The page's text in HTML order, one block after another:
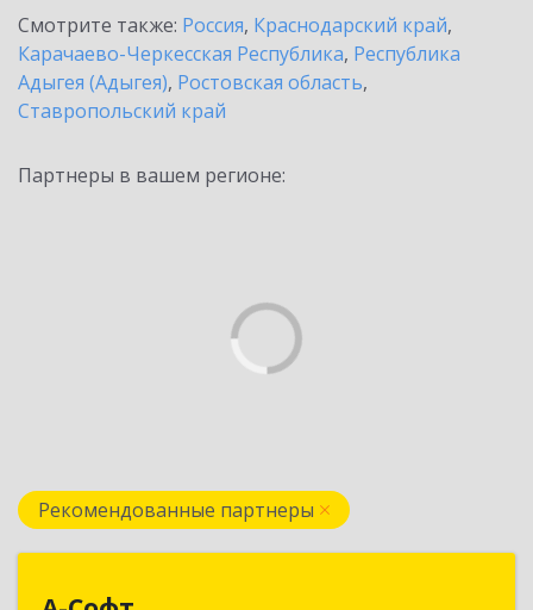
Смотрите также: Россия, Краснодарский край,
Карачаево-Черкесская Республика, Республика
Адыгея (Адыгея), Ростовская область,
Ставропольский край
Партнеры в вашем регионе:
Рекомендованные партнеры